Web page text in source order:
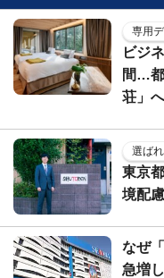
専用
ビジ
間…都
荘」へ
選ば
東京
境配
なぜ
急増